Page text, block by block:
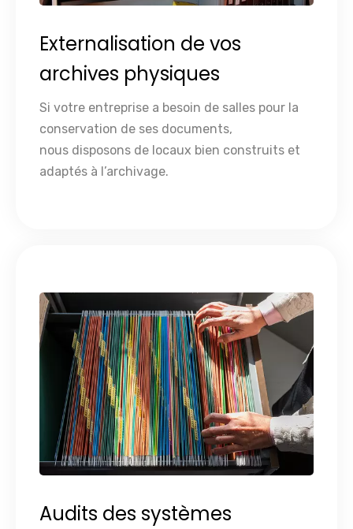
Externalisation de vos
archives physiques
Si votre entreprise a besoin de salles pour la
conservation de ses documents,
nous disposons de locaux bien construits et
adaptés à l’archivage.
Audits des systèmes